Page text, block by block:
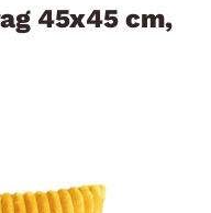
45x45 cm,